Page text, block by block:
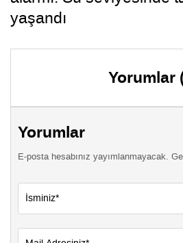
yaşandı
Yorumlar
Yorumlar
E-posta hesabınız yayımlanmayacak.